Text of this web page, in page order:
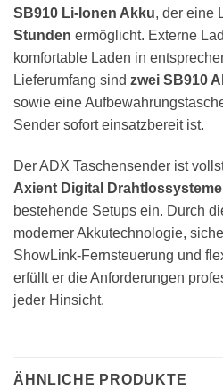
SB910 Li-Ionen Akku, der eine
Stunden ermöglicht. Externe
komfortable Laden in
Lieferumfang sind zwei SB910
sowie eine
Sender sofort einsatzbereit ist.
Der ADX Taschensender ist
Axient Digital
bestehende Setups ein. Durch
moderner Akkutechnologie,
ShowLink-Fernsteuerung und
erfüllt er die Anforderungen
jeder Hinsicht.
ÄHNLICHE PRODUKTE